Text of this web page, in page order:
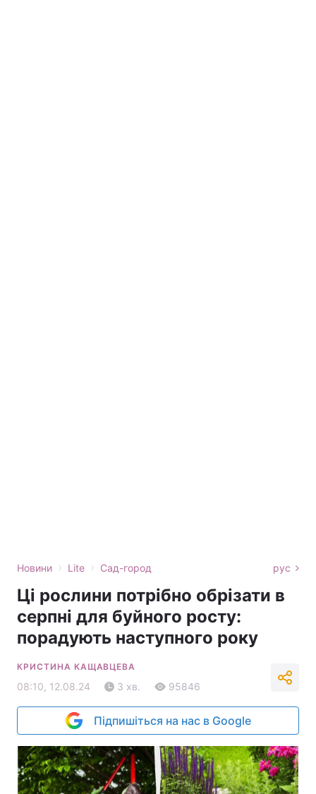
Новини › Lite › Сад-город рус
Ці рослини потрібно обрізати в
серпні для буйного росту:
порадують наступного року
КРИСТИНА КАЩАВЦЕВА
08:10, 12.08.24 3 хв. 95846
Підпишіться на нас в Google